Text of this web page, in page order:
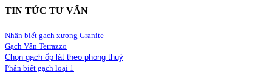
TIN TỨC TƯ VẤN
Nhận biết gạch xương Granite
Gạch Vân Terrazzo
Chọn gạch ốp lát theo phong thuỷ
Phân biết gạch loại 1